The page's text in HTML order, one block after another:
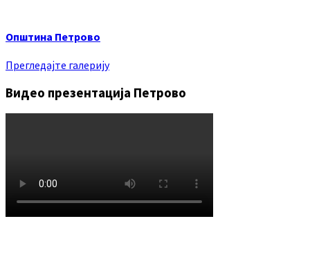
Општина Петрово
Прегледајте галерију
Видео презентација Петрово